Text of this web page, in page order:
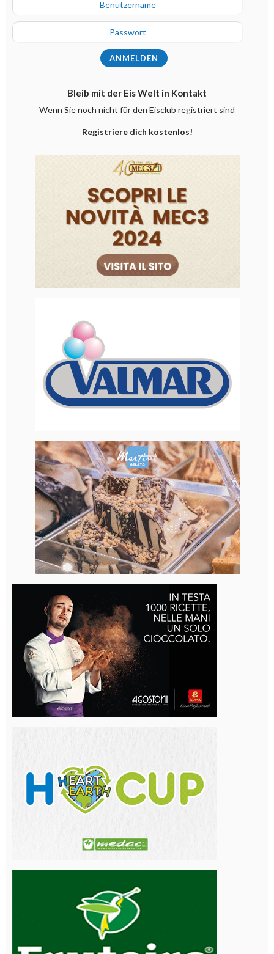
Bleib mit der Eis Welt in Kontakt
Wenn Sie noch nicht für den Eisclub registriert sind
Registriere dich kostenlos!